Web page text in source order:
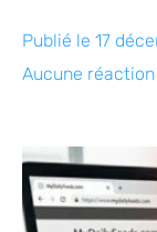
Publié le 17
Aucune